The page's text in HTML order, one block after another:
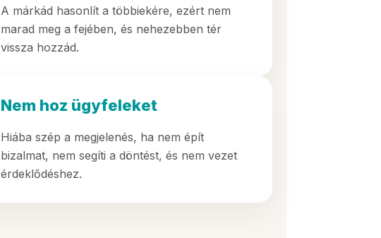
A márkád hasonlít a többiekére, ezért nem
marad meg a fejében, és nehezebben tér
vissza hozzád.
Nem hoz ügyfeleket
Hiába szép a megjelenés, ha nem épít
bizalmat, nem segíti a döntést, és nem vezet
érdeklődéshez.